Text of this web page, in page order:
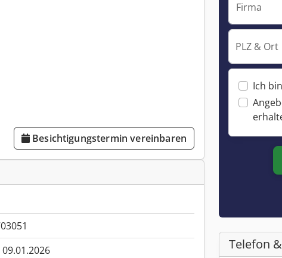
Besichtigungstermin vereinbaren
Firma
PLZ & Ort
Ich
Telefon